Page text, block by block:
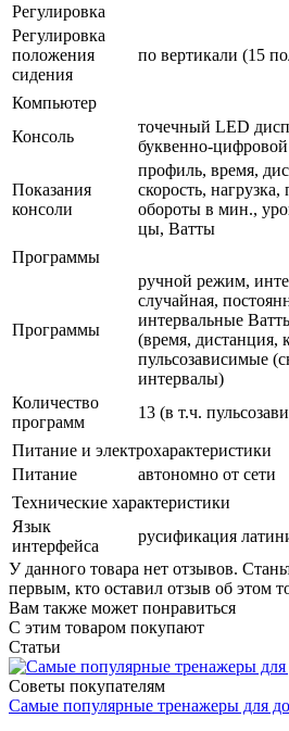
Регулировка
Регулировка
положения
сидения
по вертикали (15
Компьютер
Консоль
точечный LED
буквенно-
Показания
консоли
профиль, время,
скорость, нагрузка,
обороты в мин.,
цы, Ватты
Программы
Программы
ручной режим,
случайная,
интервальные
(время, дистанция,
пульсозависимые
интервалы)
Количество
программ
13 (в т.ч.
Питание и электрохарактеристики
Питание
автономно от сети
Технические характеристики
Язык
интерфейса
русификация
У данного товара нет отзывов.
первым, кто оставил отзыв об этом
Вам также может понравиться
С этим товаром покупают
Статьи
Советы покупателям
Самые популярные тренажеры для